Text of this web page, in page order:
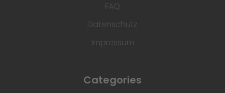
FAQ
Datenschutz
Impressum
Categories